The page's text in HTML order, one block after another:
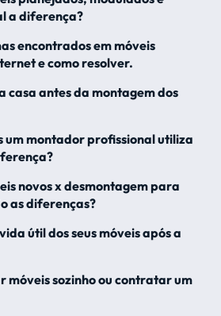
a diferença?
encontrados em móveis
e como resolver.
casa antes da montagem dos
montador profissional utiliza
novos x desmontagem para
as diferenças?
útil dos seus móveis após a
móveis sozinho ou contratar um